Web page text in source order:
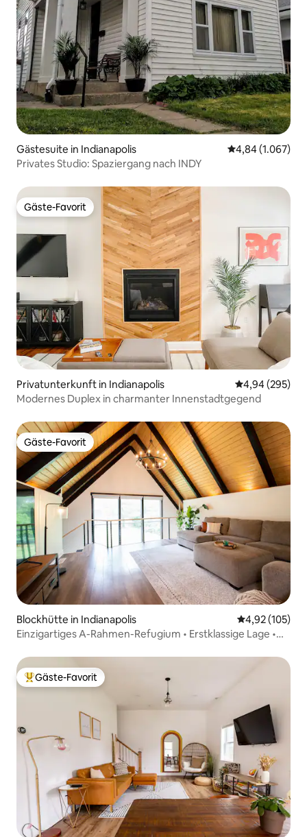
Gästesuite in Indianapolis
4,84 (1.067)
Privates Studio: Spaziergang nach INDY
Gäste-Favorit
Gäste-Favorit
Privatunterkunft in Indianapolis
4,94 (295)
Modernes Duplex in charmanter Innenstadtgegend
Gäste-Favorit
Gäste-Favorit
Blockhütte in Indianapolis
4,92 (105)
Einzigartiges A-Rahmen-Refugium • Erstklassige Lage •
Beliebter Gäste-Favorit.
Gäste-Favorit